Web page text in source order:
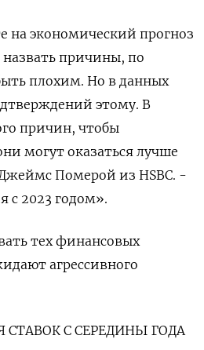
на экономический прогноз
назвать причины, по
плохим. Но в данных
этому. В
причин, чтобы
могут оказаться лучше
Померой из HSBC. -
с 2023 годом».
тех финансовых
агрессивного
С СЕРЕДИНЫ ГОДА